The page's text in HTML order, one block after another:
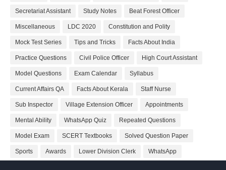
Secretariat Assistant Study Notes Beat Forest Officer
Miscellaneous LDC 2020 Constitution and Polity
Mock Test Series Tips and Tricks Facts About India
Practice Questions Civil Police Officer High Court Assistant
Model Questions Exam Calendar Syllabus
Current Affairs QA Facts About Kerala Staff Nurse
Sub Inspector Village Extension Officer Appointments
Mental Ability WhatsApp Quiz Repeated Questions
Model Exam SCERT Textbooks Solved Question Paper
Sports Awards Lower Division Clerk WhatsApp